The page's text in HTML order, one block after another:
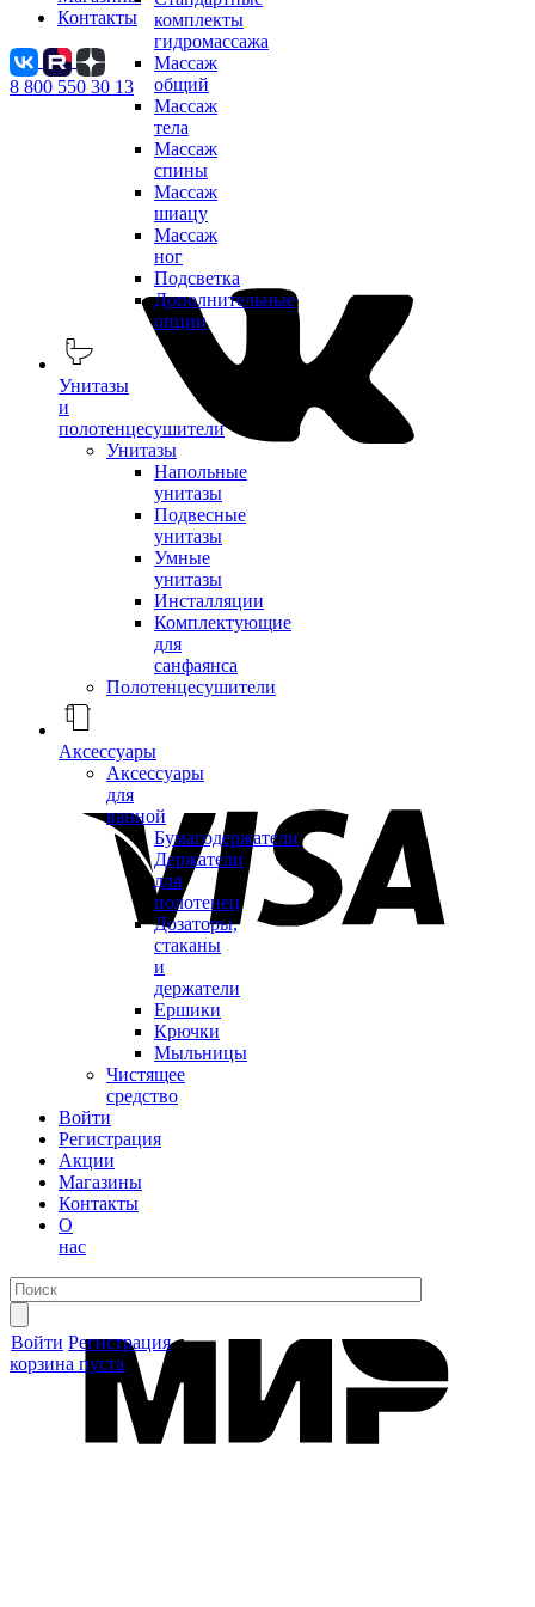
комплекты
гидромассажа
Массаж
общий
Массаж
тела
Массаж
спины
Массаж
шиацу
Массаж
ног
Подсветка
Дополнительные
опции
Унитазы
и
полотенцесушители
Унитазы
Напольные
унитазы
Подвесные
унитазы
Умные
унитазы
Инсталляции
Комплектующие
для
санфаянса
Полотенцесушители
Аксессуары
Аксессуары
для
ванной
Бумагодержатели
Держатели
для
полотенец
Дозаторы,
стаканы
и
держатели
Ершики
Крючки
Мыльницы
Чистящее
средство
Войти
Регистрация
Акции
Магазины
Контакты
О
нас
Войти Регистрация
корзина пуста
Контакты
8 800 550 30 13